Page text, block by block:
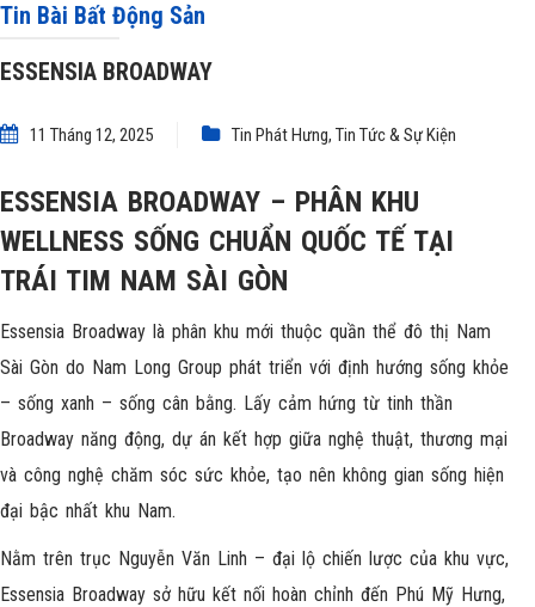
Tin Bài Bất Động Sản
ESSENSIA BROADWAY
11 Tháng 12, 2025 Tin Phát Hưng, Tin Tức & Sự Kiện
ESSENSIA BROADWAY – PHÂN KHU
WELLNESS SỐNG CHUẨN QUỐC TẾ TẠI
TRÁI TIM NAM SÀI GÒN
Essensia Broadway là phân khu mới thuộc quần thể đô thị Nam
Sài Gòn do Nam Long Group phát triển với định hướng sống khỏe
– sống xanh – sống cân bằng. Lấy cảm hứng từ tinh thần
Broadway năng động, dự án kết hợp giữa nghệ thuật, thương mại
và công nghệ chăm sóc sức khỏe, tạo nên không gian sống hiện
đại bậc nhất khu Nam.
Nằm trên trục Nguyễn Văn Linh – đại lộ chiến lược của khu vực,
Essensia Broadway sở hữu kết nối hoàn chỉnh đến Phú Mỹ Hưng,